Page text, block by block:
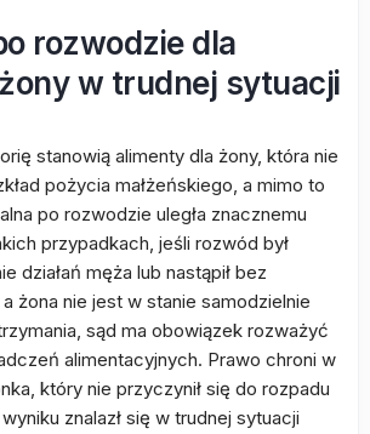
rozwodzie dla
w trudnej sytuacji
stanowią alimenty dla żony, która nie
pożycia małżeńskiego, a mimo to
po rozwodzie uległa znacznemu
przypadkach, jeśli rozwód był
działań męża lub nastąpił bez
żona nie jest w stanie samodzielnie
sąd ma obowiązek rozważyć
alimentacyjnych. Prawo chroni w
który nie przyczynił się do rozpadu
znalazł się w trudnej sytuacji